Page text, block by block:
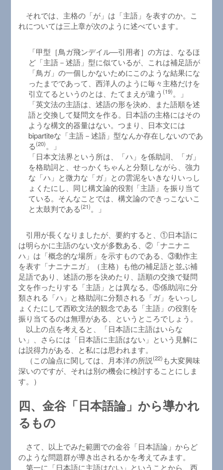
それでは、主格の「が」は「主語」を表すのか。こ
れについては三上章が次のように述べています。
「甲型［鳥ガ飛ンデイル―引用者］の方は、なるほ
ど「主語－述語」型に似ているが、これは補足語が
「鳥ガ」の一個しかないためにこのような結果にな
ったまでであって、西洋人のように毎々主格だけを
引立てるというのとは、たてまえが違う(19)。」
「英文法の主語は、述語の形を決め、また語順を述
語と交換して疑問文を作る。日本語の主格にはその
ような構文的器量はない。つまり、日本文には
bipartiteな「主語－述語」型なんか存在しないのであ
る(20)。」
「日本文法界という所は、「ハ」を係助詞、「ガ」
を格助詞と、せっかくちゃんと分類しながら、強力
な「ハ」と微力な「ガ」との雲泥をいきなりいっし
ょくたにし、同じ構文論的役割「主語」を振り当て
ている。そんなことでは、構文論のできっこないこ
と太鼓判である(21)。」
引用が長くなりましたが、要約すると、①日本語に
は明らかに主語のない文が多数ある、②「ナニナニ
ハ」は「概念的な場所」を示すものである、③動作主
を表す「ナニナニガ」（主格）も他の補足語と並ぶ補
足語であり、述語の形を決めたり、語順の交換で疑問
文を作ったりする「主語」とは異なる。⑤係助詞に分
類される「ハ」と格助詞に分類される「ガ」をいっし
ょくたにして西欧文法的観念である「主語」の役割を
振り当てるのは無理がある、というところでしょう。
以上の点を考えると、「日本語に主語はいらな
い」、さらには「日本語に主語はない」という見解に
は説得力がある、と私には思われます。
（この論点に関しては、月本洋の所説(22) も大変興味
深いのですが、それは別の機会に検討することにしま
す。）
四、金谷「日本語論」から導かれ
るもの
さて、以上でみた範囲での金谷「日本語論」からど
のような問題群が導き出されるかを考えてみます。
第一に「日本語に主語はない」ということから、西